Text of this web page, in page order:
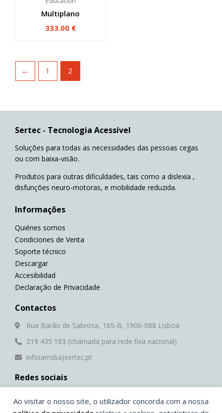
Ao visitar o nosso site, o utilizador concorda com a nossa
Multiplano
333.00 €
← 1 2
Sertec - Tecnologia Acessível
Soluções para todas as necessidades das pessoas cegas
ou com baixa-visão.
Produtos para outras dificuldades, tais como a dislexia ,
disfunções neuro-motoras, e mobilidade reduzida.
Informações
Quiénes somos
Condiciones de Venta
Soporte técnico
Descargar
Accesibilidad
Declaração de Privacidade
Contactos
Rua Barão de Sabrosa, 165-B, 1900-088 Lisboa
219 435 183 (chamada para rede fixa nacional)
info(arroba)sertec.pt
Redes sociais
a o i h